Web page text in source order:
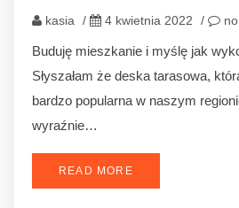
kasia / 4 kwietnia 2022 /
Buduję mieszkanie i myślę jak
Słyszałam że deska tarasowa,
bardzo popularna w naszym
wyraźnie…
READ MORE